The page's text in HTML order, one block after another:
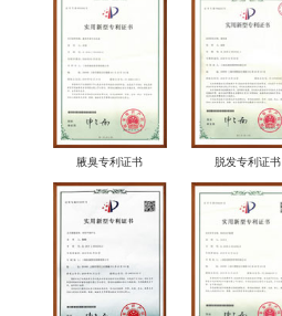
腋臭专利证书 脱发专利证书